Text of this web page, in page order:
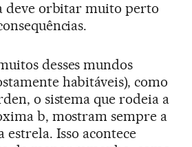
deve orbitar muito perto
desses mundos
habitáveis), como
o sistema que rodeia a
b, mostram sempre a
estrela. Isso acontece